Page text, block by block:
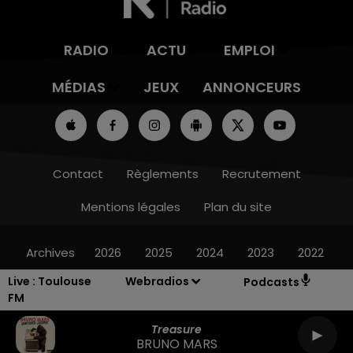
Live : Toulouse
FM
Webradios Podcasts
Treasure
BRUNO MARS
RADIO ACTU
EMPLOI
MÉDIAS
JEUX ANNONCEURS
Contact Règlements
Recrutement
Mentions légales
Plan du site
Archives 2026 2025 2024 2023 2022